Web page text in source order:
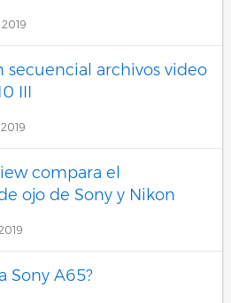
2019
secuencial archivos video
III
compara el
ojo de Sony y Nikon
Sony A65?